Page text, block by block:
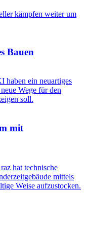
kämpfen weiter um
Bauen
haben ein neuartiges
Wege für den
soll.
mit
hat technische
mittels
Weise aufzustocken.